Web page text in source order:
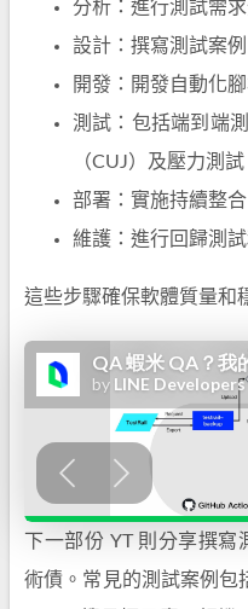
分析：進行測試需
設計：撰寫測試案例
開發：開發自動化
測試：包括端到端
（CUJ）及壓力測試
部署：實施持續整
維護：進行回歸測
這些步驟確保軟體質量和
下一部份 YT 則分享撰寫
術債。常見的測試案例包